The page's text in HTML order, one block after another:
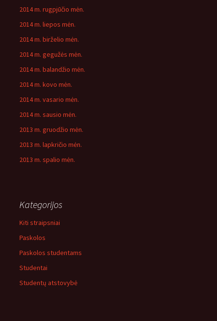
2014 m. rugpjūčio mėn.
2014 m. liepos mėn.
2014 m. birželio mėn.
2014 m. gegužės mėn.
2014 m. balandžio mėn.
2014 m. kovo mėn.
2014 m. vasario mėn.
2014 m. sausio mėn.
2013 m. gruodžio mėn.
2013 m. lapkričio mėn.
2013 m. spalio mėn.
Kategorijos
Kiti straipsniai
Paskolos
Paskolos studentams
Studentai
Studentų atstovybė